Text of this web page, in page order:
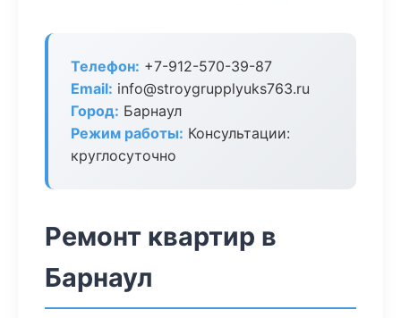
Телефон: +7-912-570-39-87
Email: info@stroygrupplyuks763.ru
Город: Барнаул
Режим работы: Консультации:
круглосуточно
Ремонт квартир в
Барнаул